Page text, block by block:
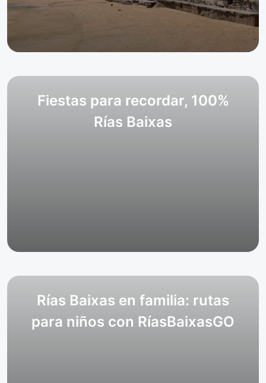
Fiestas para recordar, 100%
Rías Baixas
Rías Baixas en familia: rutas
para niños con RíasBaixasGO